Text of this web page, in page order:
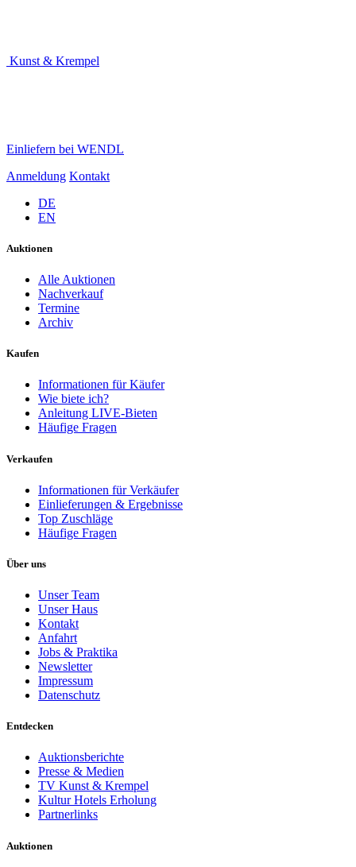
Kunst & Krempel
Einliefern bei WENDL
Anmeldung Kontakt
DE
EN
Auktionen
Alle Auktionen
Nachverkauf
Termine
Archiv
Kaufen
Informationen für Käufer
Wie biete ich?
Anleitung LIVE-Bieten
Häufige Fragen
Verkaufen
Informationen für Verkäufer
Einlieferungen & Ergebnisse
Top Zuschläge
Häufige Fragen
Über uns
Unser Team
Unser Haus
Kontakt
Anfahrt
Jobs & Praktika
Newsletter
Impressum
Datenschutz
Entdecken
Auktionsberichte
Presse & Medien
TV Kunst & Krempel
Kultur Hotels Erholung
Partnerlinks
Auktionen